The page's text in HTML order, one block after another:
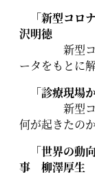
「新型コ
沢明徳
新型コロナ
ータをもとに
「診療現
新型コロナ
何が起きたの
「世界の動
事 柳澤厚生